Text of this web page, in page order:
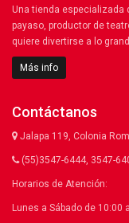
Una tienda especializada
payaso, productor de
quiere divertirse a lo
Más info
Contáctanos
Jalapa 119, Colonia
(55)3547-6444, 3547-
Horarios de Atención:
Lunes a Sábado de 10:00